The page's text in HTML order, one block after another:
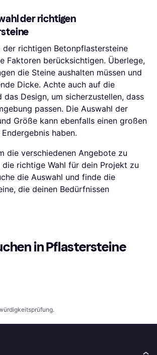
der richtigen
der richtigen Betonpflastersteine
Faktoren berücksichtigen. Überlege,
die Steine aushalten müssen und
Dicke. Achte auch auf die
das Design, um sicherzustellen, dass
passen. Die Auswahl der
Größe kann ebenfalls einen großen
haben.
die verschiedenen Angebote zu
richtige Wahl für dein Projekt zu
die Auswahl und finde die
die deinen Bedürfnissen
in Pflastersteine